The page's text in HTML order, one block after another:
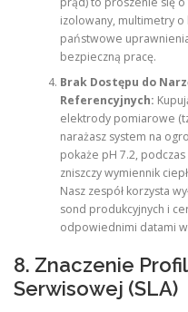
izolowany, multimetry o
państwowe
bezpieczną pracę.
Brak Dostępu do
Referencyjnych:
elektrody pomiarowe
narażasz system na
pokaże pH 7.2,
zniszczy wymiennik
Nasz zespół korzysta
sond produkcyjnych i
odpowiednimi datami
8. Znaczenie
Serwisowej (SLA)